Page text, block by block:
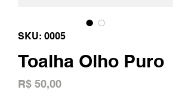
SKU: 0005
Toalha Olho Puro
R$ 50,00Preço